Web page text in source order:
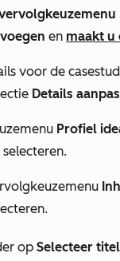
en maakt u
voor de
Details
Profiel
selecteren.
op Selecteer titel